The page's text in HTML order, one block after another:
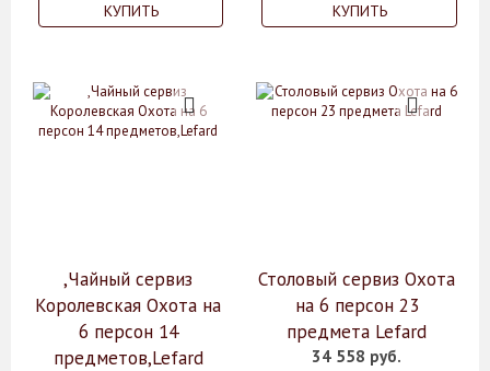
КУПИТЬ КУПИТЬ
,Чайный сервиз
Королевская Охота на
6 персон 14
предметов,Lefard
Столовый сервиз Охота
на 6 персон 23
предмета Lefard
34 558 руб.